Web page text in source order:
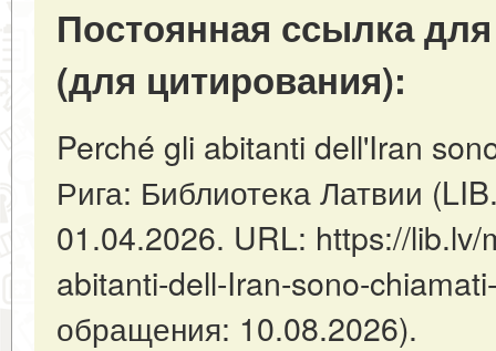
Постоянная ссылка
(для цитирования):
Perché gli abitanti dell'Iran
Рига: Библиотека Латвии
01.04.2026. URL: https://
abitanti-dell-Iran-sono-
обращения: 10.08.2026).